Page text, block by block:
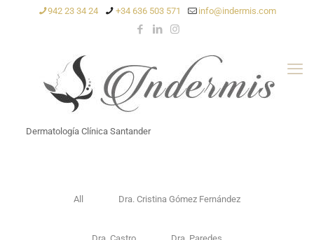
942 23 34 24 +34 636 503 571 info@indermis.com
Dermatología Clínica Santander
All Dra. Cristina Gómez Fernández